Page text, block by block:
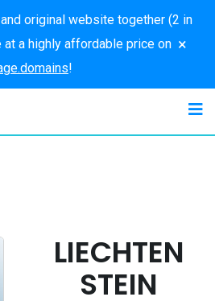
original website together (2 in
a highly affordable price on
!
×
LIECHTEN
STEIN